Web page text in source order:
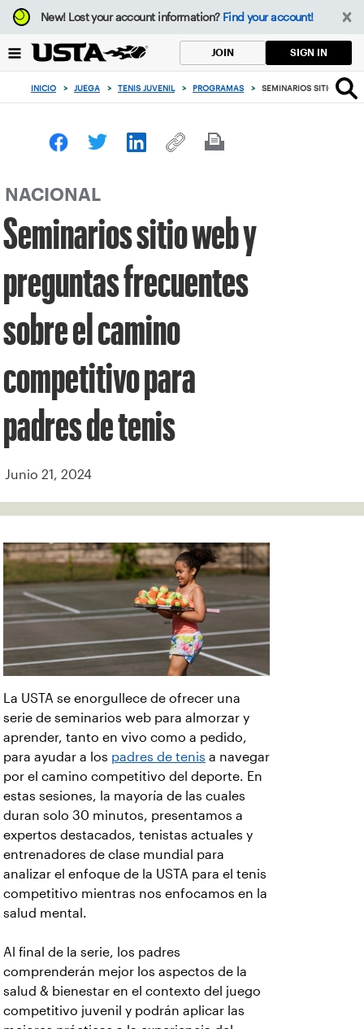
Enfoque
desde
botón
volver
principio
New!Lost your account information? Find your account!
JOIN SIGN IN
INICIO > JUEGA > TENIS JUVENIL > PROGRAMAS > SEMINARIOS SITIO WEB
NACIONAL
Seminarios sitio web y
preguntas frecuentes
sobre el camino
competitivo para
padres de tenis
Junio 21, 2024
La USTA se enorgullece de ofrecer una
serie de seminarios web para almorzar y
aprender, tanto en vivo como a pedido,
para ayudar a los padres de tenis a navegar
por el camino competitivo del deporte. En
estas sesiones, la mayoría de las cuales
duran solo 30 minutos, presentamos a
expertos destacados, tenistas actuales y
entrenadores de clase mundial para
analizar el enfoque de la USTA para el tenis
competitivo mientras nos enfocamos en la
salud mental.
Al final de la serie, los padres
comprenderán mejor los aspectos de la
salud & bienestar en el contexto del juego
competitivo juvenil y podrán aplicar las